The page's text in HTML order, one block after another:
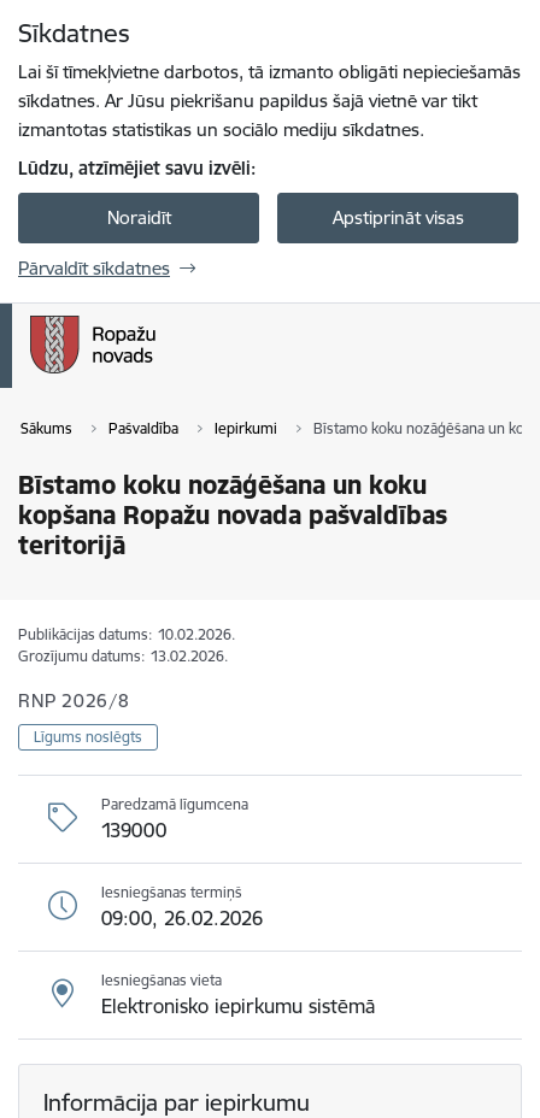
Sīkdatnes
Lai šī tīmekļvietne darbotos, tā izmanto obligāti nepieciešamās
sīkdatnes. Ar Jūsu piekrišanu papildus šajā vietnē var tikt
izmantotas statistikas un sociālo mediju sīkdatnes.
Lūdzu, atzīmējiet savu izvēli:
Noraidīt Apstiprināt visas
Pārvaldīt sīkdatnes
Sākums Pašvaldība Iepirkumi Bīstamo koku nozāģēšana un
Bīstamo koku nozāģēšana un koku
kopšana Ropažu novada pašvaldības
teritorijā
Publikācijas datums: 10.02.2026.
Grozījumu datums: 13.02.2026.
RNP 2026/8
Līgums noslēgts
Paredzamā līgumcena
139000
Iesniegšanas termiņš
09:00, 26.02.2026
Iesniegšanas vieta
Elektronisko iepirkumu sistēmā
Informācija par iepirkumu